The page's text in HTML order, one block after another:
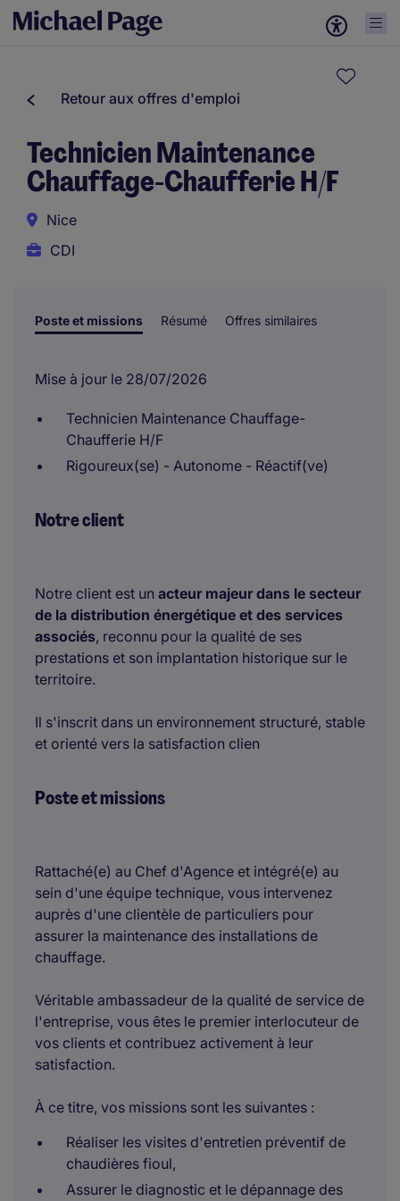
Retour aux offres d'emploi
Technicien Maintenance
Chauffage-Chaufferie H/F
Nice
CDI
Poste et missions Résumé Offres similaires
Mise à jour le 28/07/2026
Technicien Maintenance Chauffage-
Chaufferie H/F
Rigoureux(se) - Autonome - Réactif(ve)
Notre client
Notre client est un acteur majeur dans le secteur
de la distribution énergétique et des services
associés, reconnu pour la qualité de ses
prestations et son implantation historique sur le
territoire.
Il s'inscrit dans un environnement structuré, stable
et orienté vers la satisfaction clien
Poste et missions
Rattaché(e) au Chef d'Agence et intégré(e) au
sein d'une équipe technique, vous intervenez
auprès d'une clientèle de particuliers pour
assurer la maintenance des installations de
chauffage.
Véritable ambassadeur de la qualité de service de
l'entreprise, vous êtes le premier interlocuteur de
vos clients et contribuez activement à leur
satisfaction.
À ce titre, vos missions sont les suivantes :
Réaliser les visites d'entretien préventif de
chaudières fioul,
Assurer le diagnostic et le dépannage des